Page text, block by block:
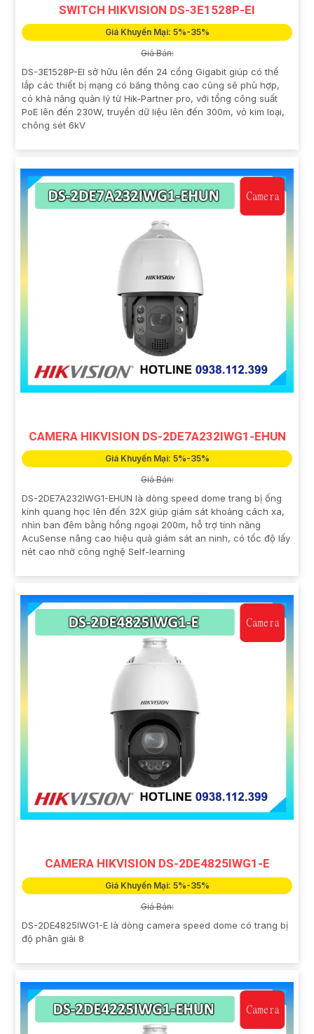
SWITCH HIKVISION DS-3E1528P-EI
Giá Khuyến Mại: 5%-35%
Giá Bán:
DS-3E1528P-EI sở hữu lên đến 24 cổng Gigabit giúp có thể
lắp các thiết bị mạng có băng thông cao cũng sẽ phù hợp,
có khả năng quản lý từ Hik-Partner pro, với tổng công suất
PoE lên đến 230W, truyền dữ liệu lên đến 300m, vỏ kim loại,
chông sét 6kV
CAMERA HIKVISION DS-2DE7A232IWG1-EHUN
Giá Khuyến Mại: 5%-35%
Giá Bán:
DS-2DE7A232IWG1-EHUN là dòng speed dome trang bị ống
kính quang học lên đến 32X giúp giám sát khoảng cách xa,
nhìn ban đêm bằng hồng ngoại 200m, hỗ trợ tính năng
AcuSense nâng cao hiệu quả giám sát an ninh, có tốc độ lấy
nét cao nhờ công nghệ Self-learning
CAMERA HIKVISION DS-2DE4825IWG1-E
Giá Khuyến Mại: 5%-35%
Giá Bán:
DS-2DE4825IWG1-E là dòng camera speed dome có trang bị
độ phân giải 8